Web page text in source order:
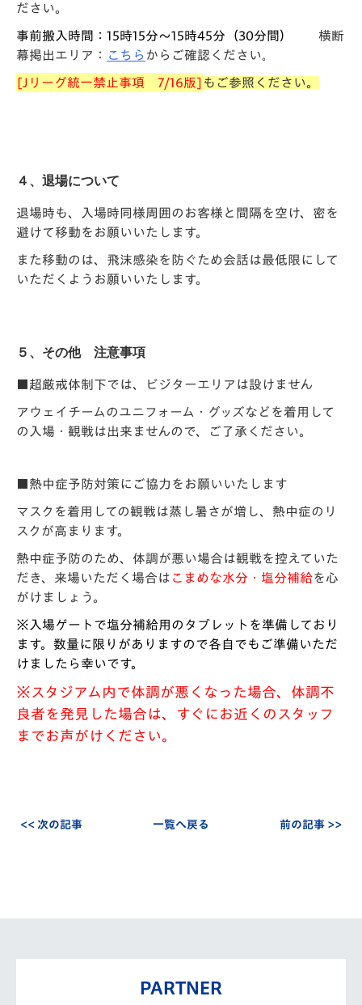
ださい。
事前搬入時間：15時15分～15時45分（30分間） 横断
幕掲出エリア：
こちら からご確認ください。
[Jリーグ統一禁止事項 7/16版] もご参照ください。
４、退場について
退場時も、入場時同様周囲のお客様と間隔を空け、密を
避けて移動をお願いいたします。
また移動のは、飛沫感染を防ぐため会話は最低限にして
いただくようお願いいたします。
５、その他 注意事項
■超厳戒体制下では、ビジターエリアは設けません
アウェイチームのユニフォーム・グッズなどを着用して
の入場・観戦は出来ませんので、ご了承ください。
■熱中症予防対策にご協力をお願いいたします
マスクを着用しての観戦は蒸し暑さが増し、熱中症のリ
スクが高まります。
熱中症予防のため、体調が悪い場合は観戦を控えていた
だき、来場いただく場合は こまめな水分・塩分補給を心
がけましょう。
※入場ゲートで塩分補給用のタブレットを準備しており
ます。数量に限りがありますので各自でもご準備いただ
けましたら幸いです。
※スタジアム内で体調が悪くなった場合、体調不
良者を発見した場合は、すぐにお近くのスタッフ
までお声がけください。
<< 次の記事 一覧へ戻る 前の記事 >>
PARTNER